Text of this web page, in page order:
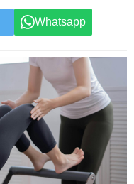
Whatsapp